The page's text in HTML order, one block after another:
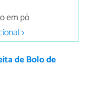
em pó
>
de Bolo de